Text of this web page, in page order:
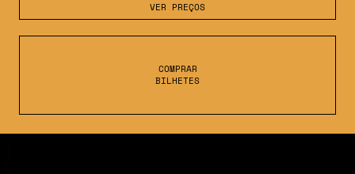
VER PREÇOS
COMPRAR
BILHETES